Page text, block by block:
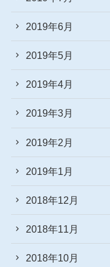
2019年6月
2019年5月
2019年4月
2019年3月
2019年2月
2019年1月
2018年12月
2018年11月
2018年10月